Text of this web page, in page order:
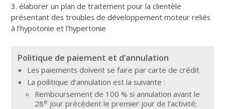
3. élaborer un plan de traitement pour la clientèle
présentant des troubles de développement moteur reliés
à l’hypotonie et l’hypertonie
Politique de paiement et d’annulation
Les paiements doivent se faire par carte de crédit
La poilitique d’annulation est la suivante :
Remboursement de 100 % si annulation avant le
28e jour précédent le premier jour de l’activité;